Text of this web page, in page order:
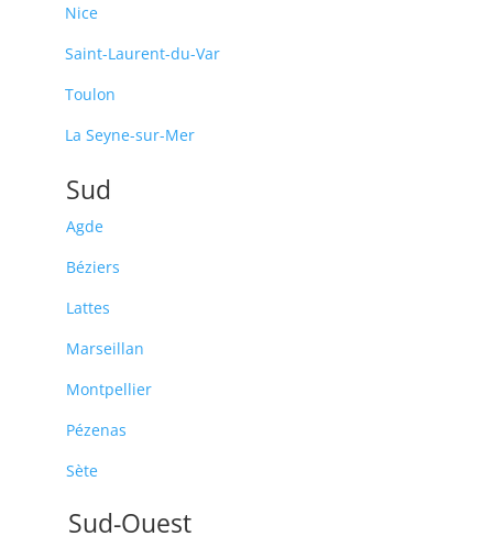
Nice
Saint-Laurent-du-Var
Toulon
La Seyne-sur-Mer
Sud
Agde
Béziers
Lattes
Marseillan
Montpellier
Pézenas
Sète
Sud-Ouest